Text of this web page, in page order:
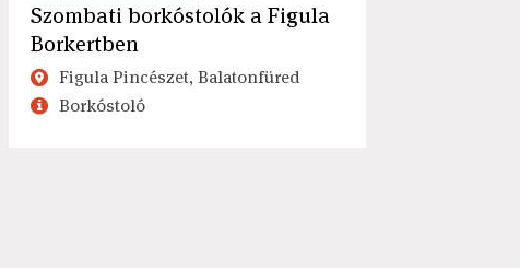
Szombati borkóstolók a Figula
Borkertben
Figula Pincészet, Balatonfüred
Borkóstoló